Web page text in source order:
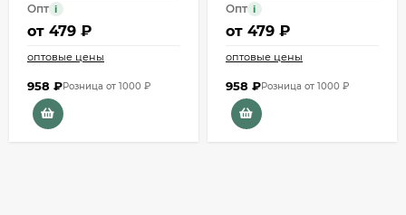
Опт i
от 479 ₽
оптовые цены
958 ₽Розница от 1000 ₽
Опт i
от 479 ₽
оптовые цены
958 ₽Розница от 1000 ₽